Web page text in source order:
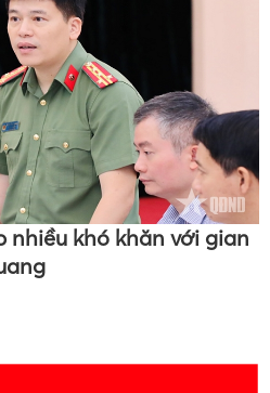
nhiều khó khăn với gian